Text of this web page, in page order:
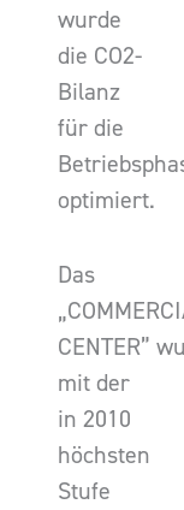
wurde
die CO2-
Bilanz
für die
optimiert.
Das
CENTER”
mit der
in 2010
höchsten
Stufe